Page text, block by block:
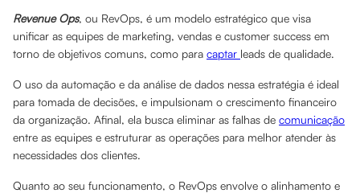
Revenue Ops, ou RevOps, é um modelo estratégico que visa
unificar as equipes de marketing, vendas e customer success em
torno de objetivos comuns, como para captar leads de qualidade.
O uso da automação e da análise de dados nessa estratégia é ideal
para tomada de decisões, e impulsionam o crescimento financeiro
da organização. Afinal, ela busca eliminar as falhas de comunicação
entre as equipes e estruturar as operações para melhor atender às
necessidades dos clientes.
Quanto ao seu funcionamento, o RevOps envolve o alinhamento e